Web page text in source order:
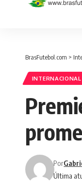
BrasFutebol.com >
INTERNACIONAL
Última
Por